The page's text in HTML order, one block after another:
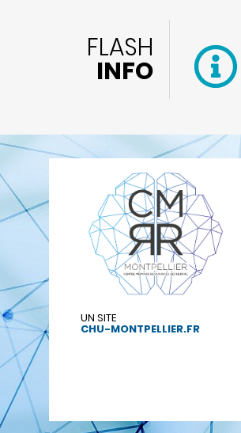
FLASH
INFO
UN SITE
CHU-MONTPELLIER.FR